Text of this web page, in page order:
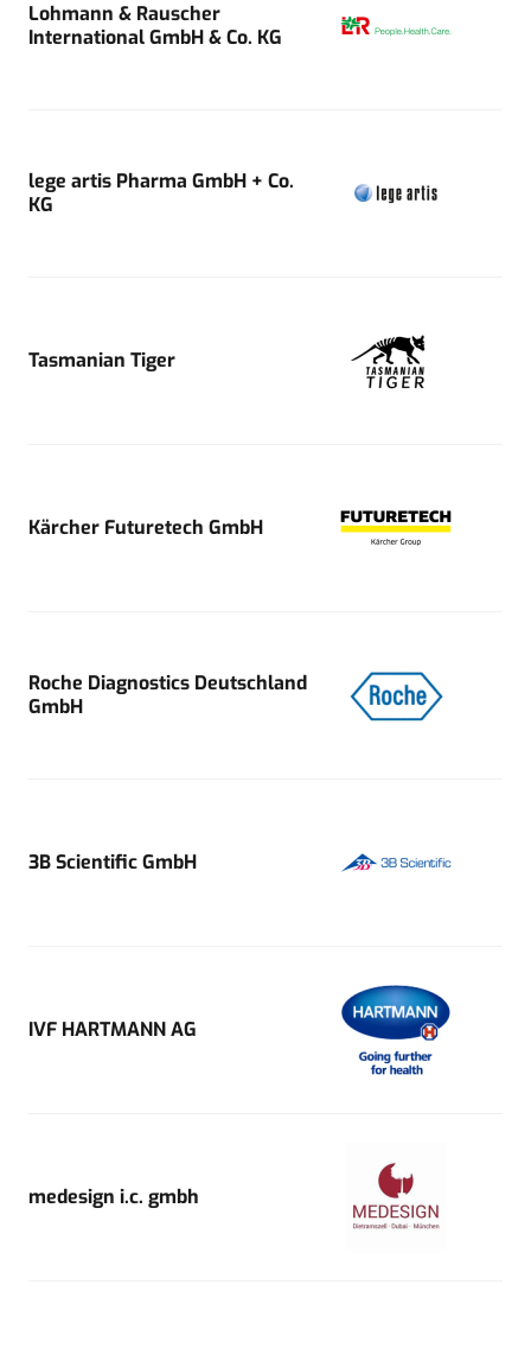
Lohmann & Rauscher
International GmbH & Co. KG
lege artis Pharma GmbH + Co.
KG
Tasmanian Tiger
Kärcher Futuretech GmbH
Roche Diagnostics Deutschland
GmbH
3B Scientific GmbH
IVF HARTMANN AG
medesign i.c. gmbh